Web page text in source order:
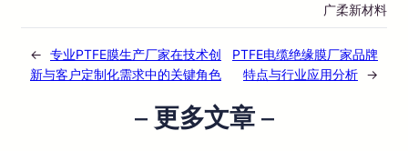
广柔新材料
← 专业PTFE膜生产厂家在技术创
新与客户定制化需求中的关键角色
PTFE电缆绝缘膜厂家品牌
特点与行业应用分析 →
– 更多文章 –